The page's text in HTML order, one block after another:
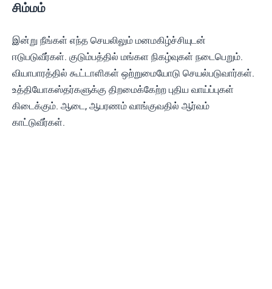
சிம்மம்
இன்று நீங்கள் எந்த செயலிலும் மனமகிழ்ச்சியுடன்
ஈடுபடுவீர்கள். குடும்பத்தில் மங்கள நிகழ்வுகள் நடைபெறும்.
வியாபாரத்தில் கூட்டாளிகள் ஒற்றுமையோடு செயல்படுவார்கள்.
உத்தியோகஸ்தர்களுக்கு திறமைக்கேற்ற புதிய வாய்ப்புகள்
கிடைக்கும். ஆடை, ஆபரணம் வாங்குவதில் ஆர்வம்
காட்டுவீர்கள்.